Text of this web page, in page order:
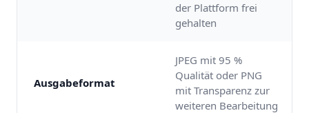
der Plattform frei
gehalten
Ausgabeformat
JPEG mit 95 %
Qualität oder PNG
mit Transparenz zur
weiteren Bearbeitung